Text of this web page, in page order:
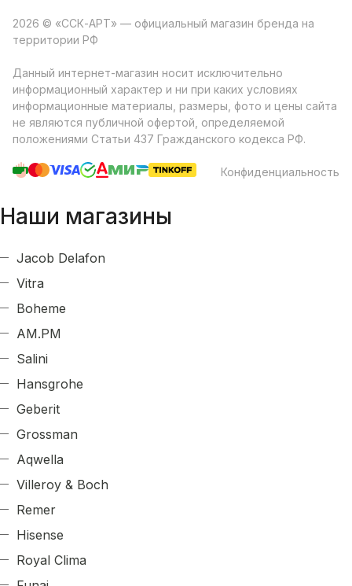
2026 © «ССК-АРТ» — официальный магазин бренда на
территории РФ
Данный интернет-магазин носит исключительно
информационный характер и ни при каких условиях
информационные материалы, размеры, фото и цены сайта
не являются публичной офертой, определяемой
положениями Статьи 437 Гражданского кодекса РФ.
Конфиденциальность
Наши магазины
Jacob Delafon
Vitra
Boheme
AM.PM
Salini
Hansgrohe
Geberit
Grossman
Aqwella
Villeroy & Boch
Remer
Hisense
Royal Clima